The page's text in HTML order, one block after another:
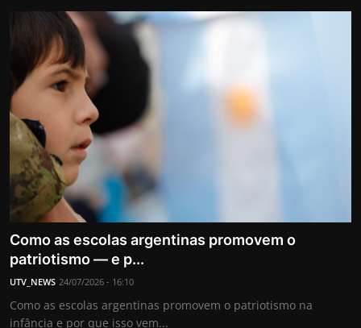
Como as escolas argentinas promovem o
patriotismo — e p...
UTV_NEWS 24/07/2026 - 16:10
Como as escolas argentinas promovem o patriotismo na
infância e por que isso vem...